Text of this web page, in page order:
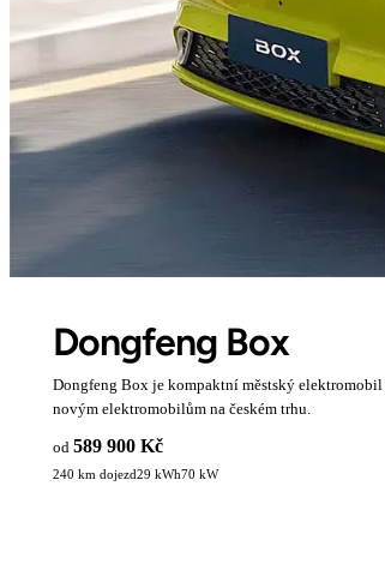
Dongfeng Box
Dongfeng Box je kompaktní městský
novým elektromobilům na českém trhu.
od 589 900 Kč
240 km dojezd29 kWh70 kW